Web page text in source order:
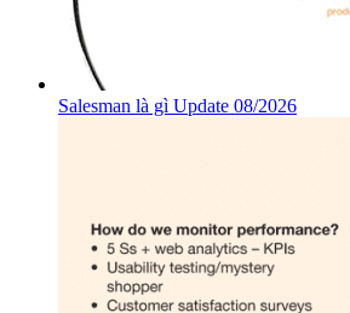
Salesman là gì Update 08/2026